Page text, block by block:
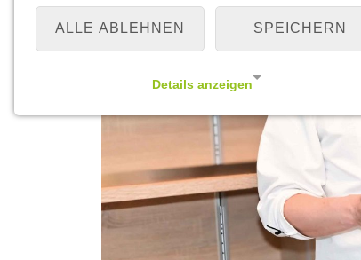
ALLE ABLEHNEN SPEICHERN
Details anzeigen
NOTWENDIGE COOKIES
Notwendige Cookies ermöglichen
grundlegende Funktionen und sind für die
einwandfreie Funktion der Website
erforderlich.
Impressum|Datenschutz